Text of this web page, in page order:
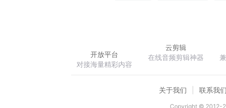
开放平台
对接海量精彩内容
云剪辑
在线音频剪辑神器
关于我们 联系我们
Copyright © 2012-